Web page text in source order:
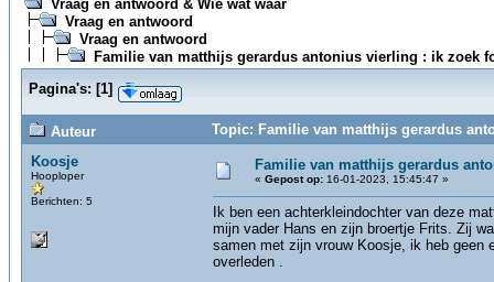
Vraag en antwoord & Wie wat waar
Vraag en antwoord
Vraag en antwoord
Familie van matthijs gerardus antonius vierling : ik zoek
Pagina's: [1]
Auteur
Topic: Familie van matthijs gerardus
Koosje
Hooploper
Berichten: 5
Familie van matthijs gerardus
« Gepost op: 16-01-2023, 15:45:47 »
Ik ben een achterkleindochter van deze
mijn vader Hans en zijn broertje Frits. Zij
samen met zijn vrouw Koosje, ik heb geen
overleden .